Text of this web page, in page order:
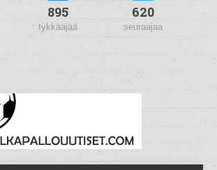
895
tykkääjää
620
seuraajaa